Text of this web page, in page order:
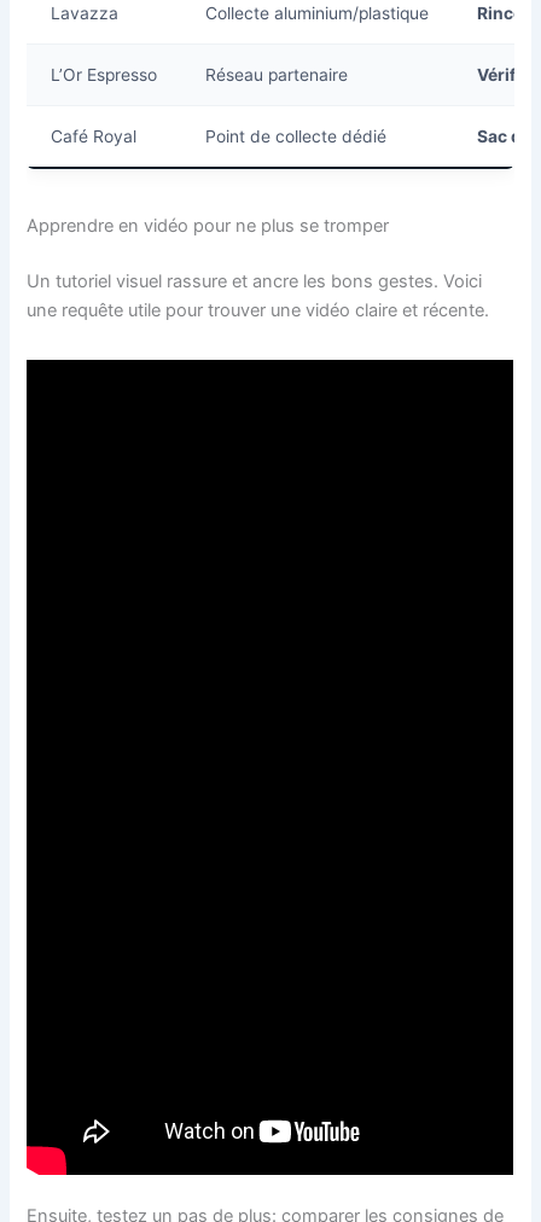
Lavazza Collecte aluminium/plastique Rincer
L’Or Espresso Réseau partenaire
Café Royal Point de collecte dédié Sac de
Apprendre en vidéo pour ne plus se tromper
Un tutoriel visuel rassure et ancre les bons gestes. Voici
une requête utile pour trouver une vidéo claire et récente.
Ensuite, testez un pas de plus: comparer les consignes de